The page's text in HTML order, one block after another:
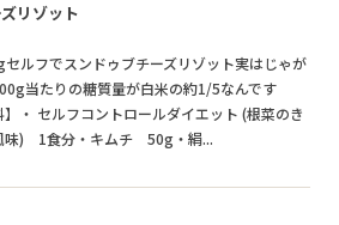
リゾット
ルフでスンドゥブチーズリゾット実はじゃが
当たりの糖質量が白米の約1/5なんです
・ セルフコントロールダイエット (根菜のき
味) 1食分・キムチ 50g・絹...